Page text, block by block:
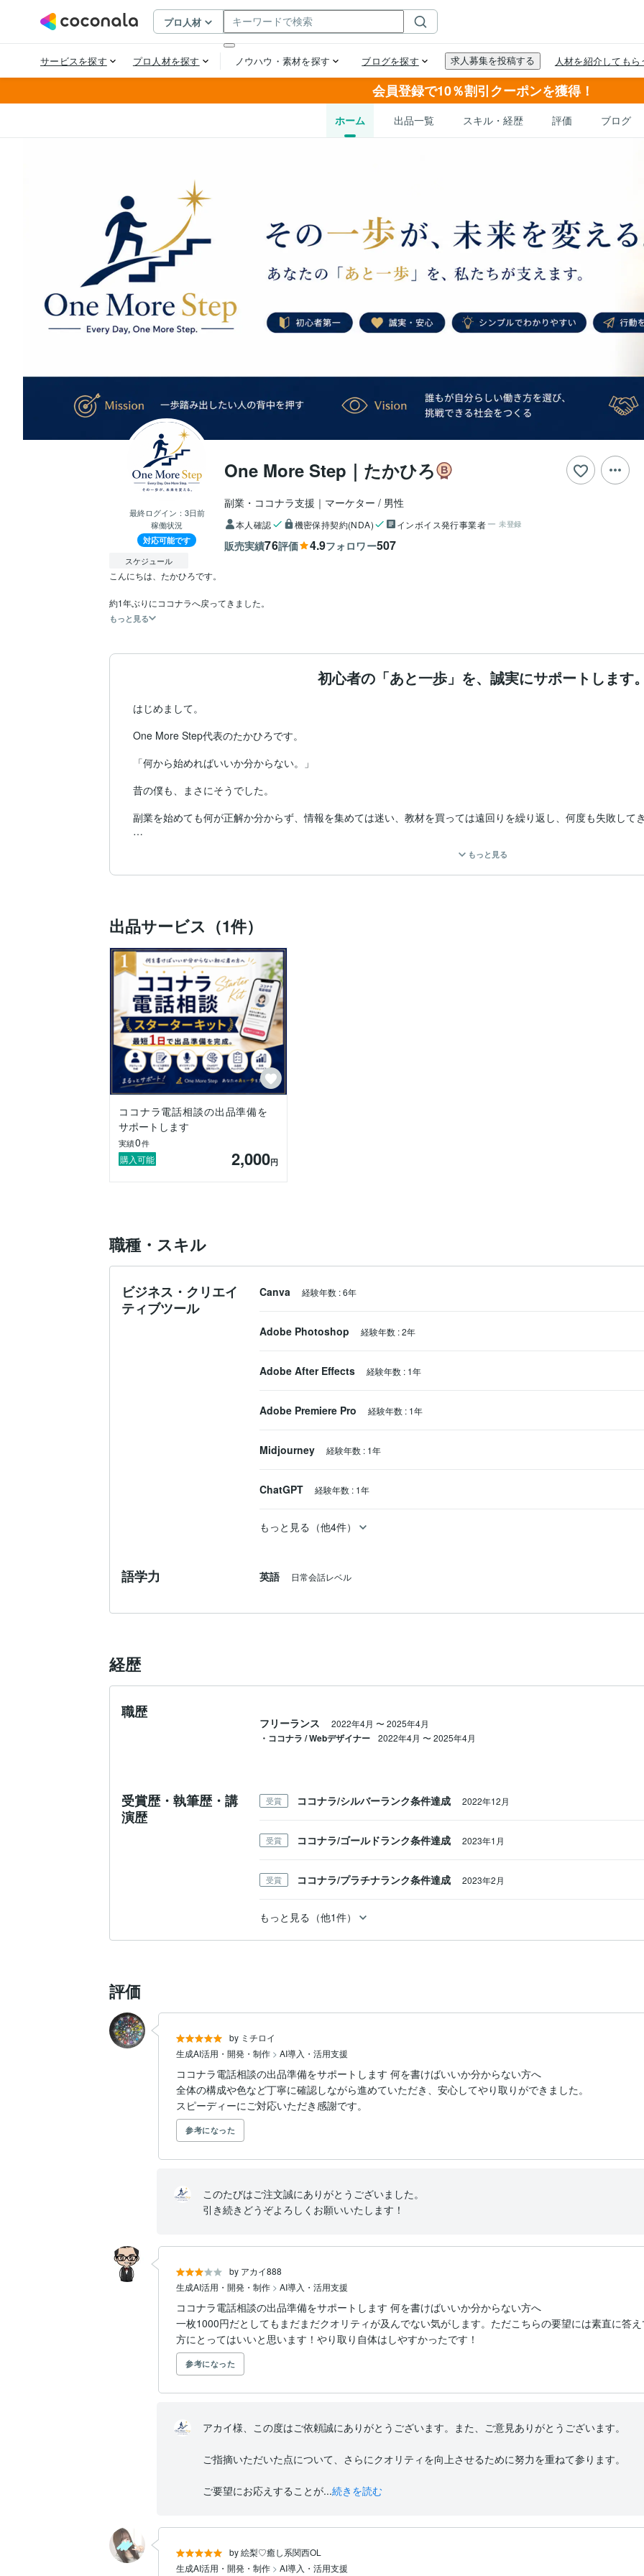
会員登録で10％割引クーポンを獲得！
ホーム 出品一覧 スキル・経歴 評価 ブログ
最終ログイン： 3日前
稼働状況
対応可能です
One More Step｜たかひろ
副業・ココナラ支援｜マーケター 男性
本人確認 機密保持契約(NDA) インボイス発行事業者 未登録
販売実績76評価 4.9フォロワー507
スケジュール
こんにちは、たかひろです。
約1年ぶりにココナラへ戻ってきました。
もっと見る
初心者の「あと一歩」を、誠実にサポートします
はじめまして。
One More Step代表のたかひろです。
「何から始めればいいか分からない。」
昔の僕も、まさにそうでした。
副業を始めても何が正解か分からず、情報を集めては迷い、教材を買っては遠回りを繰り返し、何度も失敗して
One More Stepは、商品を売るためのブランドではありません。
・ココナラ出品サポート
・プロフィール作成
・出品ページ作成
・AI（ChatGPT）活用サポート
・SEO・マーケティング
などを中心に活動しています。
難しい専門用語ではなく、「今日から行動できること」を大切にしています。
過去には、ココナラ電話相談カテゴリで活動し、プロフィール改善やボイスサンプル制作などを通して、多くの
僕自身も初心者からスタートしたからこそ、
「どこでつまずくのか」
「何が分からないのか」
だから、できるだけ遠回りしない方法を一緒に考えます。
✅ ココナラを始めたい
✅ ChatGPTをうまく使えない
✅ 副業を始めたいけど何から始めればいいか分からない
・できないことは約束しません。
・初心者を置いていきません。
一歩ずつ、一緒に進んでいきましょう。
＜＜　無料プロフィール診断 実施中！　＞＞
改善ポイントや伸ばせる部分を、初心者の方にも分かりやすくフィードバックします。
あなたの「あと一歩」を、心を込めて応援します。
もっと見る
出品サービス（1件）
ココナラ電話相談の出品準備を
サポートします
実績0件
購入可能 2,000円
職種・スキル
ビジネス・クリエイ
ティブツール
Canva 経験年数 :6年
Adobe Photoshop 経験年数 :2年
Adobe After Effects 経験年数 : 1年
Adobe Premiere Pro 経験年数 : 1年
Midjourney 経験年数 : 1年
ChatGPT 経験年数 : 1年
もっと見る（他4件）
語学力 英語 日常会話レベル
経歴
職歴
フリーランス 2022年4月 〜2025年4月
・ココナラ / Webデザイナー 2022年4月 〜2025年4月
受賞歴・執筆歴・講
演歴
受賞 ココナラ/シルバーランク条件達成 2022年12月
受賞 ココナラ/ゴールドランク条件達成 2023年1月
受賞 ココナラ/プラチナランク条件達成 2023年2月
もっと見る（他1件）
評価
by ミチロイ
生成AI活用・開発・制作 > AI導入・活用支援
ココナラ電話相談の出品準備をサポートします 何を書けばいいか分からない方へ
全体の構成や色など丁寧に確認しながら進めていただき、安心してやり取りができました。
スピーディーにご対応いただき感謝です。
参考になった
このたびはご注文誠にありがとうございました。
引き続きどうぞよろしくお願いいたします！
by アカイ888
生成AI活用・開発・制作 > AI導入・活用支援
ココナラ電話相談の出品準備をサポートします 何を書けばいいか分からない方へ
一枚1000円だとしてもまだまだクオリティが及んでない気がします。ただこちらの要望には素直に答
方にとってはいいと思います！やり取り自体はしやすかったです！
参考になった
アカイ様、この度はご依頼誠にありがとうございます。また、ご意見ありがとうございます。
ご指摘いただいた点について、さらにクオリティを向上させるために努力を重ねて参ります。
ご要望にお応えすることが...続きを読む
by 絵梨♡癒し系関西OL
生成AI活用・開発・制作 > AI導入・活用支援